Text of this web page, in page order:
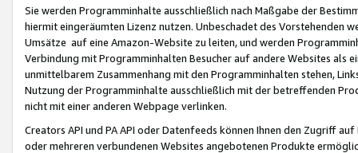
Sie werden Programminhalte ausschließlich nach Maßgabe der
hiermit eingeräumten Lizenz nutzen. Unbeschadet des Vorstehenden
Umsätze auf eine Amazon-Website zu leiten, und werden
Verbindung mit Programminhalten Besucher auf andere Websites als
unmittelbarem Zusammenhang mit den Programminhalten stehen,
Nutzung der Programminhalte ausschließlich mit der betreffenden
nicht mit einer anderen Webpage verlinken.
Creators API und PA API oder Datenfeeds können Ihnen den Zugriff
oder mehreren verbundenen Websites angebotenen Produkte